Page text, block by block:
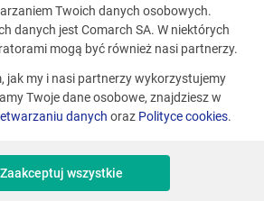
Udostępnij
Skomentuj
Twoich danych osobowych.
danych jest Comarch SA. W niektórych
mogą być również nasi partnerzy.
jak my i nasi partnerzy wykorzystujemy
Twoje dane osobowe, znajdziesz w
danych oraz Polityce cookies.
Zaakceptuj wszystkie